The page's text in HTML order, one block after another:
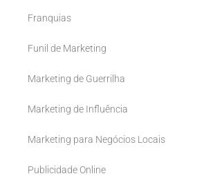
Franquias
Funil de Marketing
Marketing de Guerrilha
Marketing de Influência
Marketing para Negócios Locais
Publicidade Online